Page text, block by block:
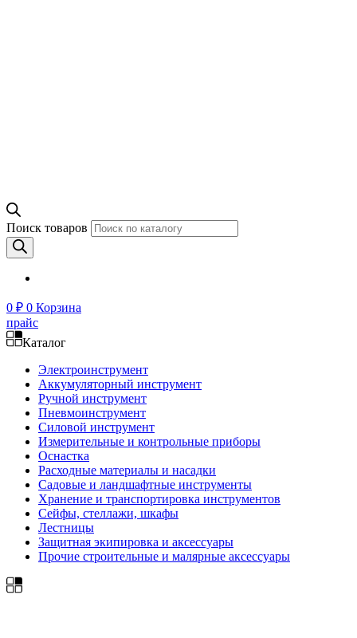
Поиск товаров
0 ₽ 0 Корзина
прайс
Каталог
Электроинструмент
Аккумуляторный инструмент
Ручной инструмент
Пневмоинструмент
Силовой инструмент
Измерительные и контрольные приборы
Оснастка
Расходные материалы и насадки
Садовые и ландшафтные инструменты
Хранение и транспортировка инструментов
Сейфы, стеллажи, шкафы
Лестницы
Защитная экипировка и аксессуары
Прочие строительные и малярные аксессуары